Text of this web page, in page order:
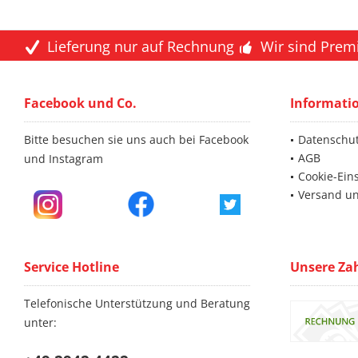
Lieferung nur auf Rechnung Wir sind
Facebook und Co.
Bitte besuchen sie uns auch bei Facebook
und Instagram
AGB
Cookie-
Versand
Service Hotline
Telefonische Unterstützung und Beratung
unter:
Unsere